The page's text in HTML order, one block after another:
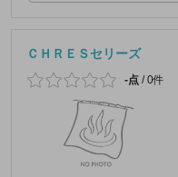
ＣＨＲＥＳセリーズ
-点 /0件